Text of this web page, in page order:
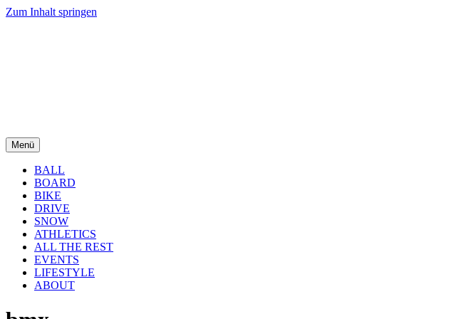
Zum Inhalt springen
Menü
BALL
BOARD
BIKE
DRIVE
SNOW
ATHLETICS
ALL THE REST
EVENTS
LIFESTYLE
ABOUT